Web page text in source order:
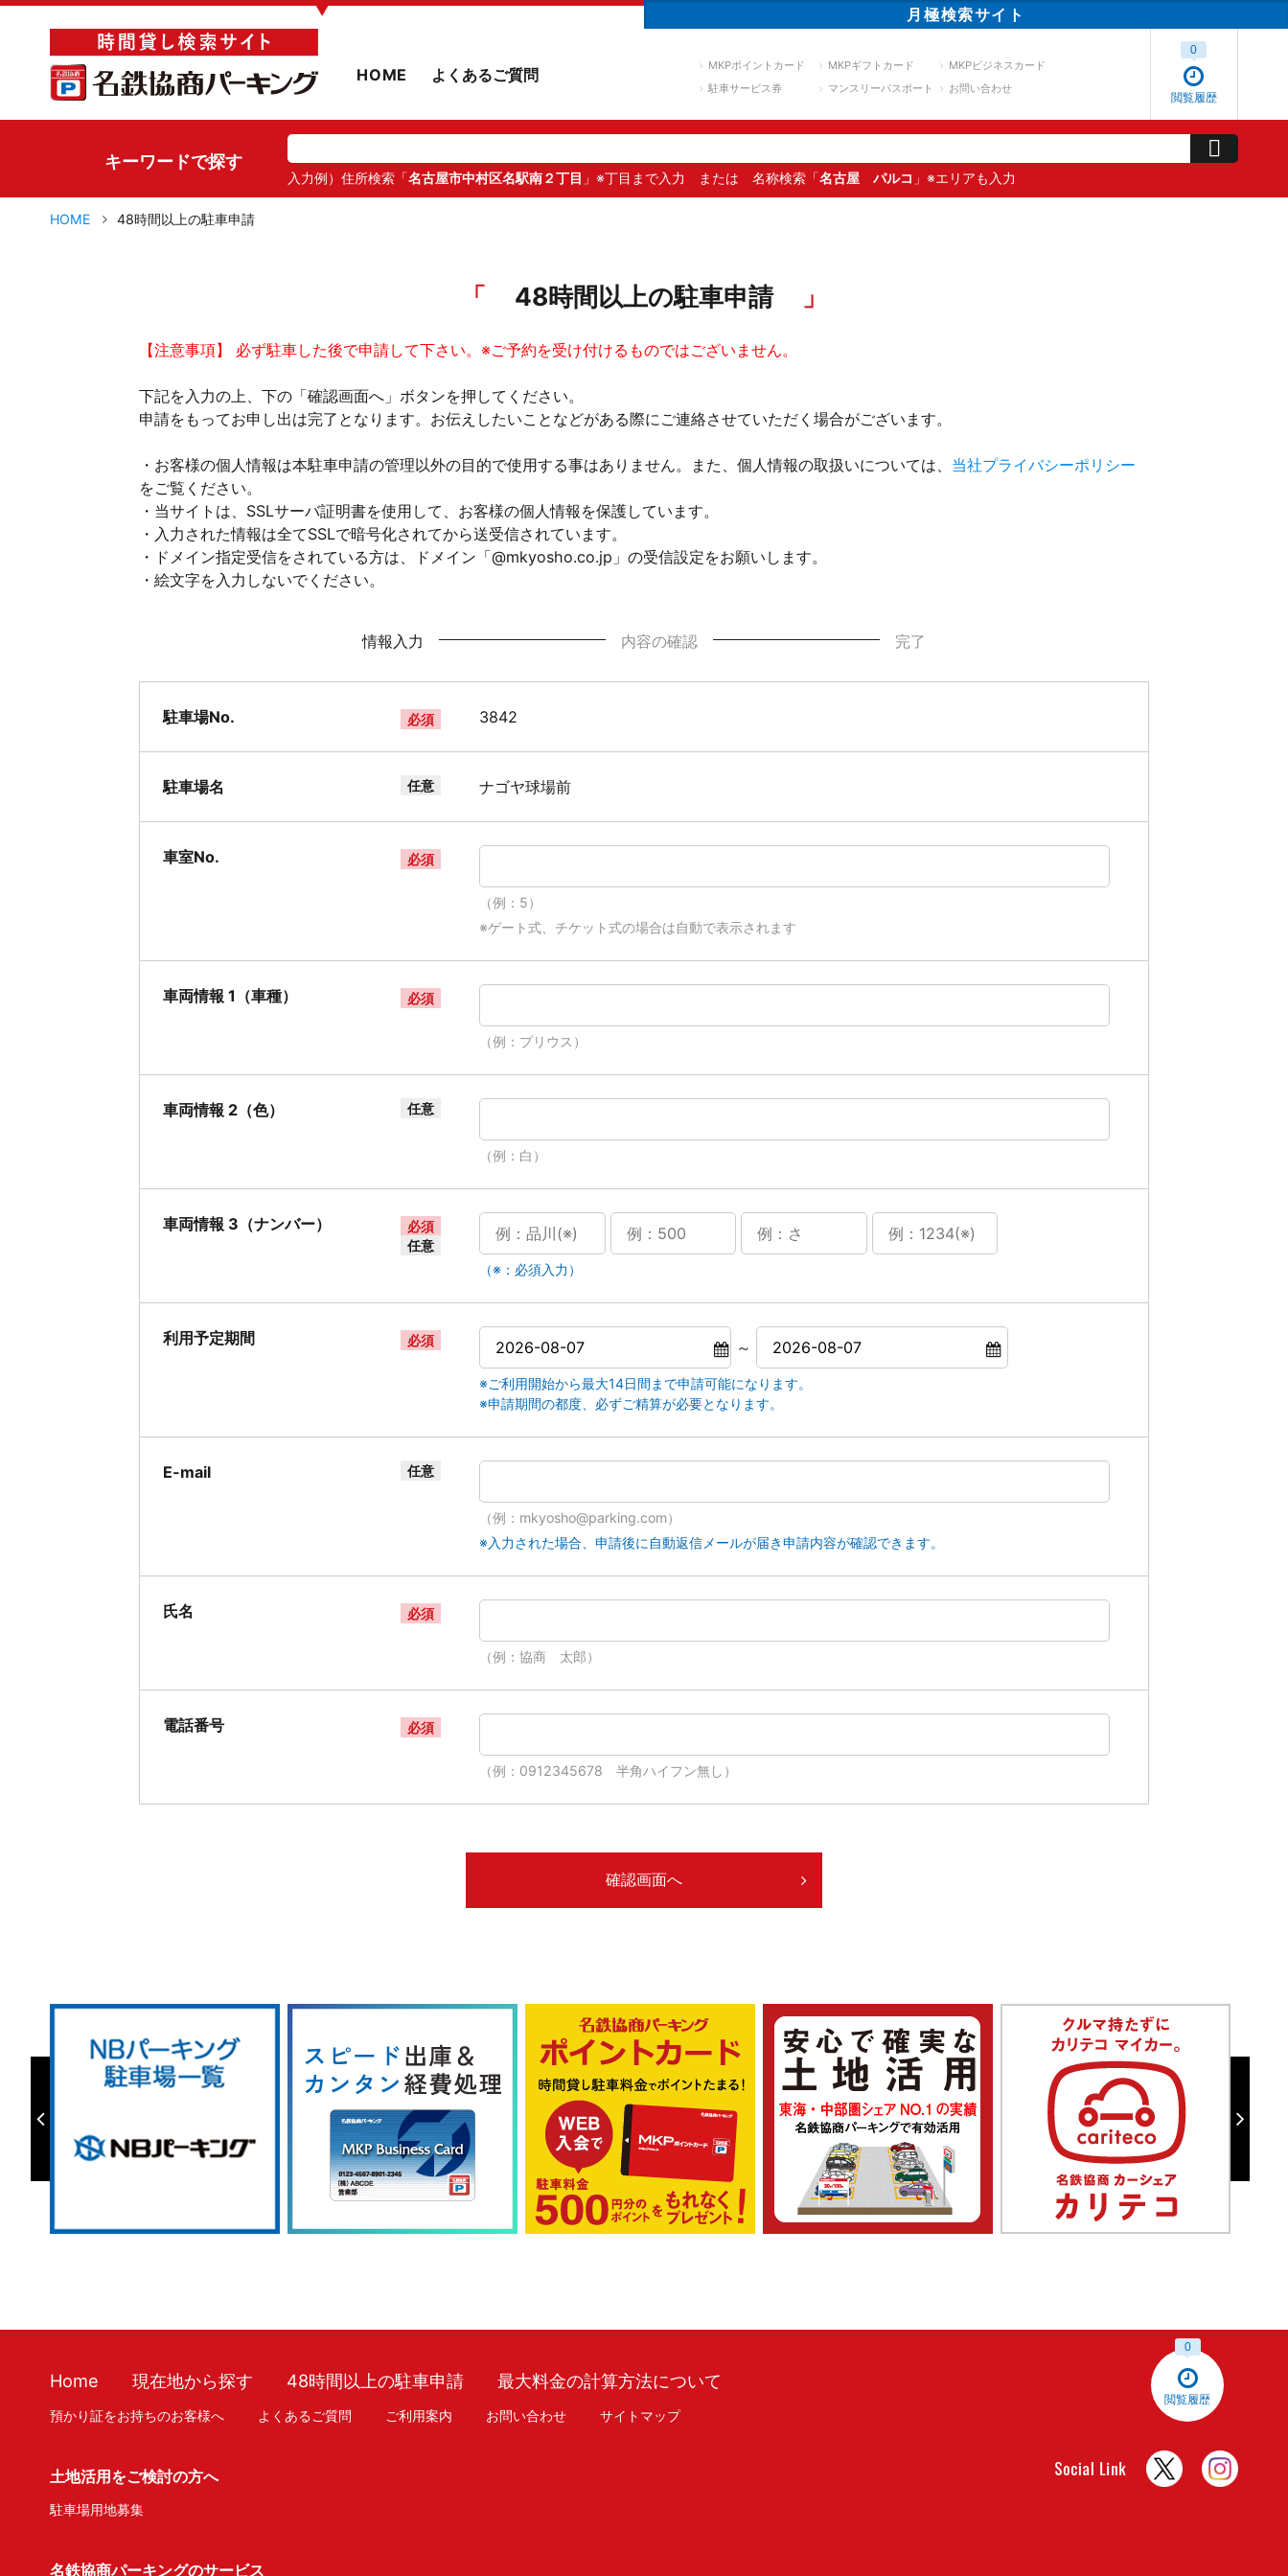
▼ 月極検索サイト
HOME よくあるご質問 MKPポイントカード MKPギフトカード
MKPビジネスカード
駐車サービス券
マンスリーパスポート お問い合わせ
閲覧履歴
0
キーワードで探す
入力例）住所検索「名古屋市中村区名駅南２丁目 」※丁目まで入力 または 名称検索「名古屋 パルコ 」※エリアも入力
HOME 48時間以上の駐車申請
48時間以上の駐車申請
【注意事項】 必ず駐車した後で申請して下さい。※ご予約を受け付けるものではございません。
下記を入力の上、下の「確認画面へ」ボタンを押してください。
申請をもってお申し出は完了となります。お伝えしたいことなどがある際にご連絡させていただく場合がございます。
・お客様の個人情報は本駐車申請の管理以外の目的で使用する事はありません。また、個人情報の取扱いについては、 当社プライバシーポリシー
をご覧ください。
・当サイトは、SSLサーバ証明書を使用して、お客様の個人情報を保護しています。
・入力された情報は全てSSLで暗号化されてから送受信されています。
・ドメイン指定受信をされている方は、ドメイン「@mkyosho.co.jp」の受信設定をお願いします。
・絵文字を入力しないでください。
情報入力 内容の確認 完了
駐車場No. 必須 3842
駐車場名 任意 ナゴヤ球場前
車室No. 必須
（例：5）
※ゲート式、チケット式の場合は自動で表示されます
車両情報 1（車種） 必須
（例：プリウス）
車両情報 2（色） 任意
（例：白）
車両情報 3（ナンバー）
必須
任意
（※：必須入力）
利用予定期間 必須 ～
※ご利用開始から最大14日間まで申請可能になります。
※申請期間の都度、必ずご精算が必要となります。
E-mail 任意
（例：mkyosho@parking.com）
※入力された場合、申請後に自動返信メールが届き申請内容が確認できます。
氏名 必須
（例：協商 太郎）
電話番号 必須
（例：0912345678 半角ハイフン無し）
閲覧履歴
0
Home 現在地から探す 48時間以上の駐車申請 最大料金の計算方法について
預かり証をお持ちのお客様へ よくあるご質問 ご利用案内 お問い合わせ サイトマップ
土地活用をご検討の方へ
駐車場用地募集
名鉄協商パーキングのサービス